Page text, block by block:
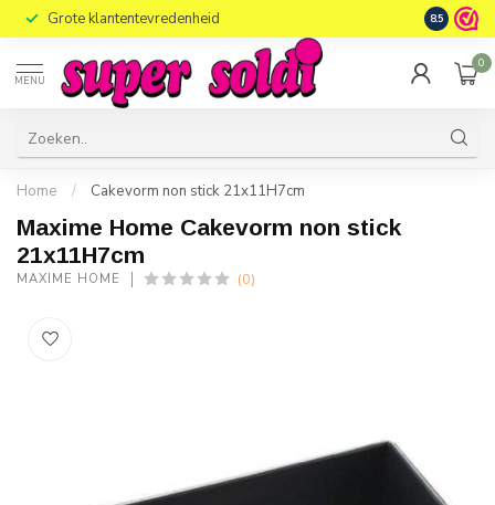
Grote klantentevredenheid 10,00
leveringen
8.5
MENU
0
Home / Cakevorm non stick 21x11H7cm
Maxime Home Cakevorm non stick
21x11H7cm
MAXIME HOME (0)